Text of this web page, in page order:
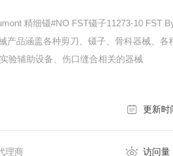
精细镊#NO FST镊子11273-10 FST
产品涵盖各种剪刀、镊子、骨科器械、各
验辅助设备、伤口缝合相关的器械
更新时
理商 访问量